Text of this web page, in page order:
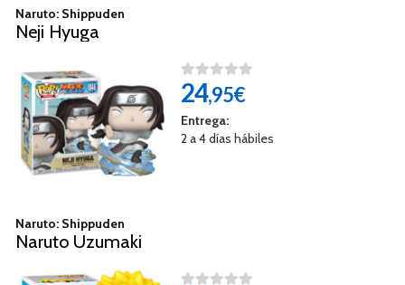
Naruto: Shippuden
Neji Hyuga
24,95€
Entrega:
2 a 4 días hábiles
Naruto: Shippuden
Naruto Uzumaki